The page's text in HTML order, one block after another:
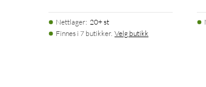
Maks strømforbruk: 100 W
Maks strømbudsjett for disker: 75 W
Driftstemperatur: -5 til 40 °C
Nettlager: 20+ st
Finnes i 7 butikker. Velg butikk